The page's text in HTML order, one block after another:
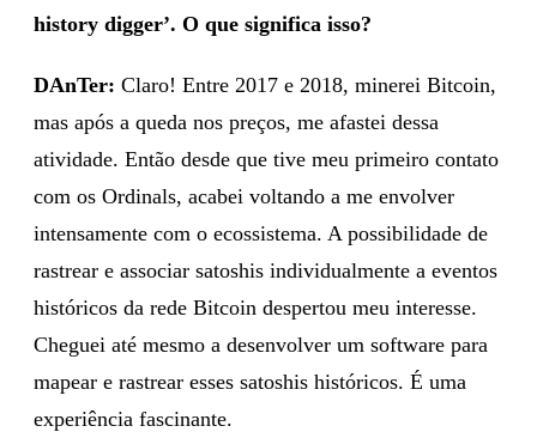
history digger’. O que significa isso?
DAnTer: Claro! Entre 2017 e 2018, minerei Bitcoin,
mas após a queda nos preços, me afastei dessa
atividade. Então desde que tive meu primeiro contato
com os Ordinals, acabei voltando a me envolver
intensamente com o ecossistema. A possibilidade de
rastrear e associar satoshis individualmente a eventos
históricos da rede Bitcoin despertou meu interesse.
Cheguei até mesmo a desenvolver um software para
mapear e rastrear esses satoshis históricos. É uma
experiência fascinante.